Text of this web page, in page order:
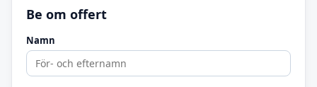
Be om offert
Namn